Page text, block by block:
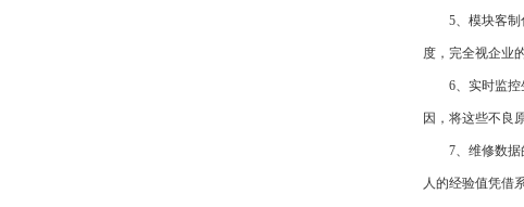
5、模块客制化
度，完全视企业
6、实时监控生
因，将这些不良
7、维修数据的
人的经验值凭借